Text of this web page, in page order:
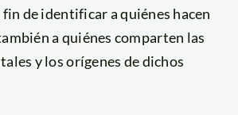
de identificar a quiénes hacen
a quiénes comparten las
y los orígenes de dichos